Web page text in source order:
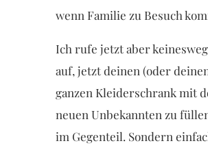
wenn Familie zu Besuch
Ich rufe jetzt aber
auf, jetzt deinen (oder
ganzen Kleiderschrank mit
neuen Unbekannten zu
im Gegenteil. Sondern